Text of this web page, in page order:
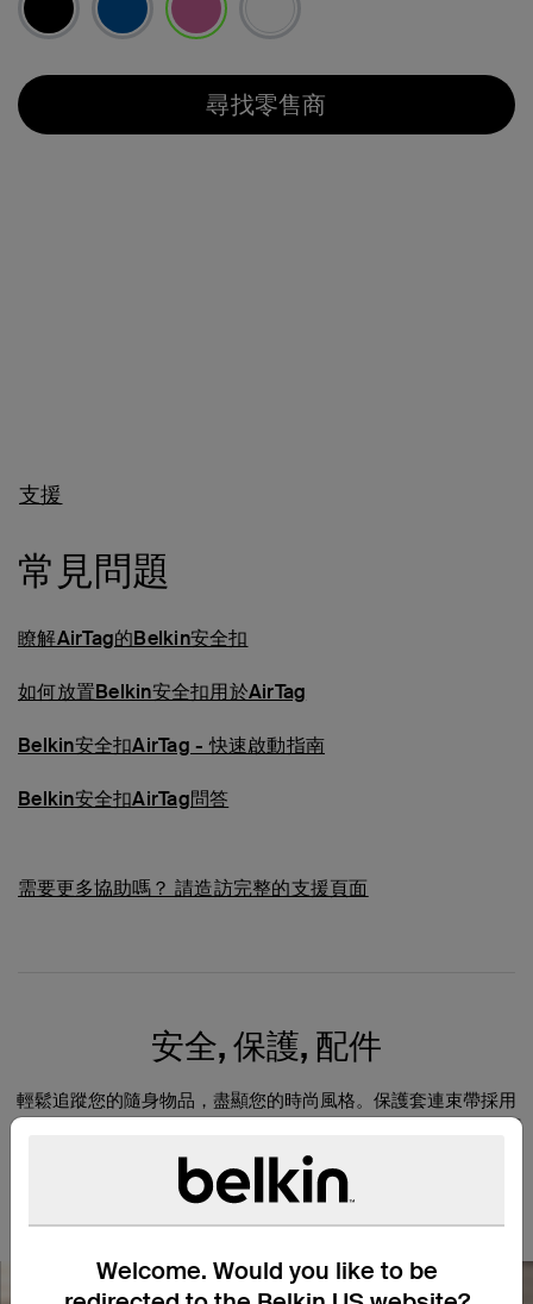
Welcome. Would you like to be
尋找零售商
支援
常見問題
瞭解AirTag的Belkin安全扣
如何放置Belkin安全扣用於AirTag
Belkin安全扣AirTag - 快速啟動指南
Belkin安全扣AirTag問答
需要更多協助嗎？ 請造訪完整的支援頁面
安全, 保護, 配件
輕鬆追蹤您的隨身物品，盡顯您的時尚風格。保護套連束帶採用
創新的一扭即鎖設計，凸起邊緣可保護並防止 AirTag 刮傷。您可
使用耐用有彈性的束帶，輕鬆將 AirTag 牢固掛在行李、手袋等物
品上。黑色、白色、粉紅色和藍色 4 款時尚色調供選選擇，完美
配襯您的 AirTag，讓優美設計優美和個人化刻字展露無遺。